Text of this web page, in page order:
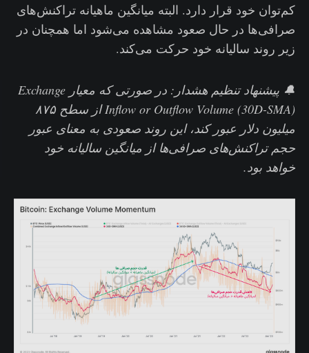
کم‌توان خود قرار دارد. البته میانگین ماهیانه تراکنش‌های
صرافی‌ها در حال صعود مشاهده می‌شود اما همچنان در
زیر روند سالیانه خود حرکت می‌کند.
🔔 پیشنهاد تنظیم هشدار: در صورتی که معیار Exchange
Inflow or Outflow Volume (30D-SMA) از سطح ۸۷۵
میلیون دلار عبور کند، این روند صعودی به معنای عبور
حجم تراکنش‌های صرافی‌ها از میانگین سالیانه خود
خواهد بود.